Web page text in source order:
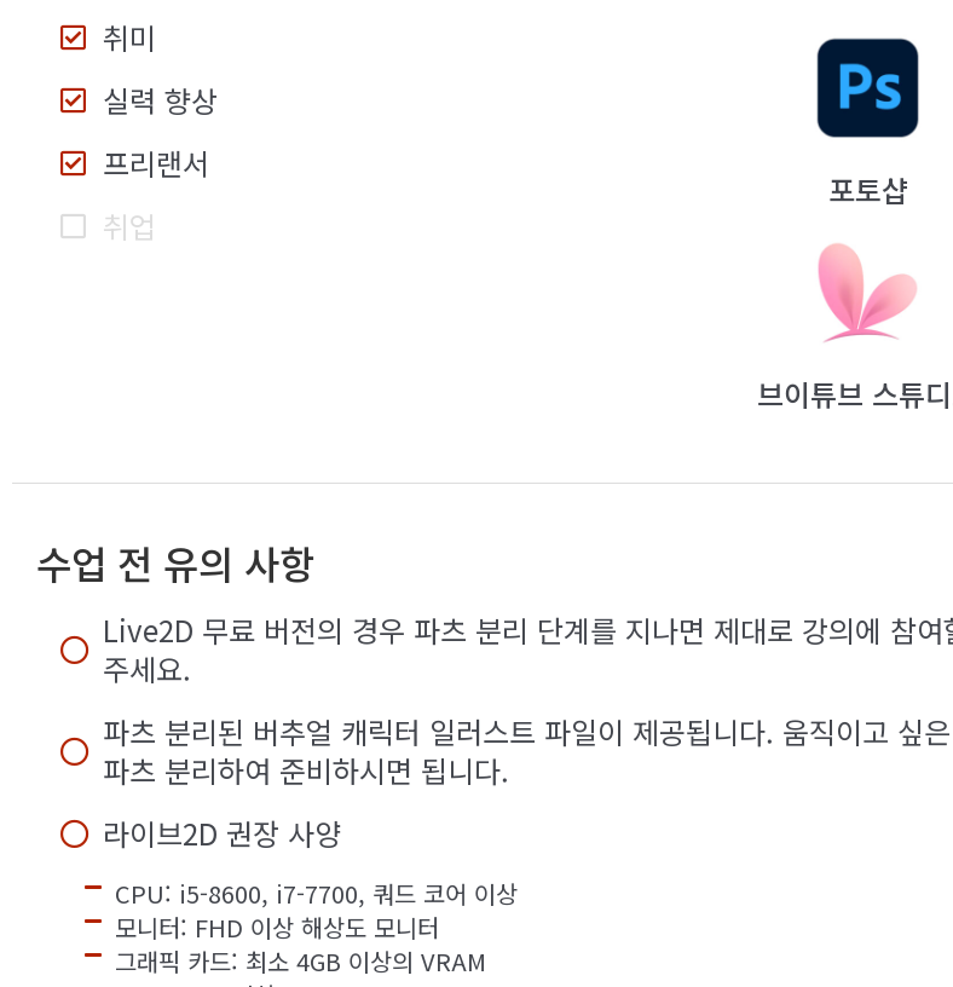
취미
실력 향상
프리랜서
취업
포토샵
브이튜브 스튜
수업 전 유의 사항
Live2D 무료 버전의 경우 파츠 분리 단계를 지나면 제대로 강의에 참
주세요.
파츠 분리된 버추얼 캐릭터 일러스트 파일이 제공됩니다. 움직이고 싶
파츠 분리하여 준비하시면 됩니다.
라이브2D 권장 사양
CPU: i5-8600, i7-7700, 쿼드 코어 이상
모니터: FHD 이상 해상도 모니터
그래픽 카드: 최소 4GB 이상의 VRAM